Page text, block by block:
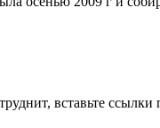
вставьте ссылки